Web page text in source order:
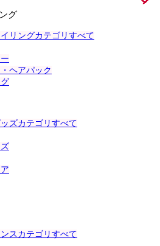
グ
リングカテゴリすべて
ヘアパック
ズカテゴリすべて
スカテゴリすべて